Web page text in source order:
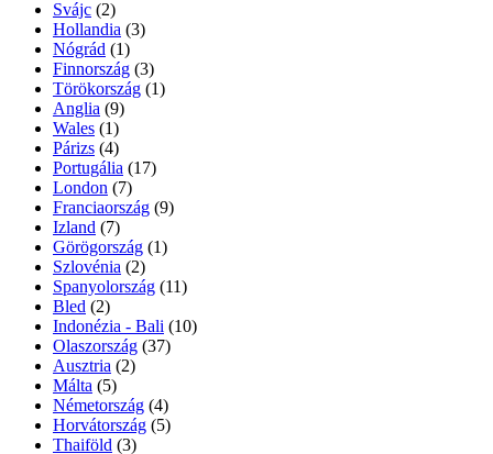
Svájc (2)
Hollandia (3)
Nógrád (1)
Finnország (3)
Törökország (1)
Anglia (9)
Wales (1)
Párizs (4)
Portugália (17)
London (7)
Franciaország (9)
Izland (7)
Görögország (1)
Szlovénia (2)
Spanyolország (11)
Bled (2)
Indonézia - Bali (10)
Olaszország (37)
Ausztria (2)
Málta (5)
Németország (4)
Horvátország (5)
Thaiföld (3)